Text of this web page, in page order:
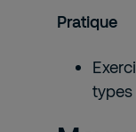
Pratique
types